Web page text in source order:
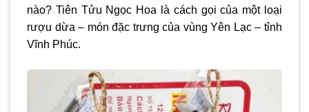
nào? Tiên Tửu Ngọc Hoa là cách gọi của một loại
rượu dừa – món đặc trưng của vùng Yên Lạc – tỉnh
Vĩnh Phúc.